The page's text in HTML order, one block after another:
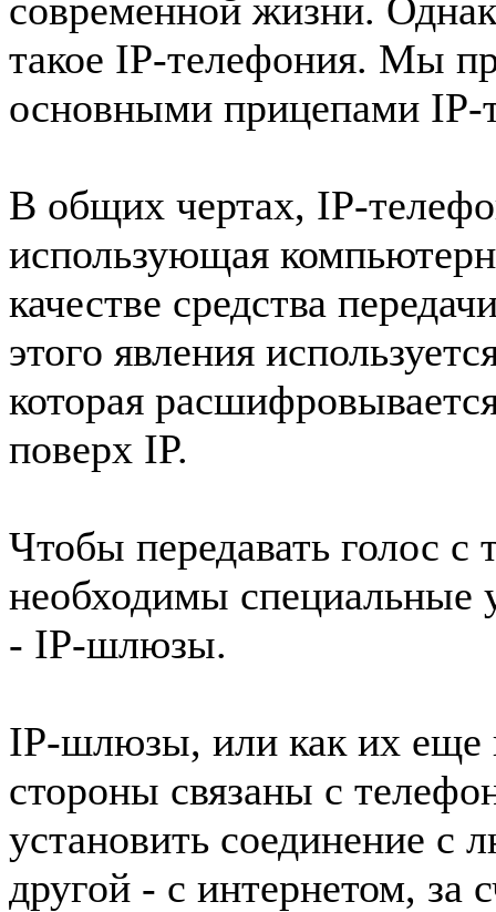
современной жизни.
такое IP-телефония. Мы
основными прицепами IP-
В общих чертах, IP-
использующая
качестве средства
этого явления
которая
поверх IP.
Чтобы передавать голос
необходимы специальные
- IP-шлюзы.
IP-шлюзы, или как их еще
стороны связаны с
установить соединение
другой - с интернетом, за